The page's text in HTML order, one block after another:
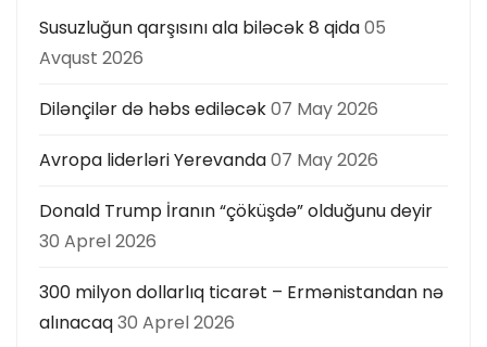
ıSusuzluğun qarşısını ala biləcək 8 qida05
Avqust 2026
Dilənçilər də həbs ediləcək07 May 2026
Avropa liderləri Yerevanda07 May 2026
Donald Trump İranın “çöküşdə” olduğunu deyir
30 Aprel 2026
300 milyon dollarlıq ticarət – Ermənistandan nə
alınacaq30 Aprel 2026